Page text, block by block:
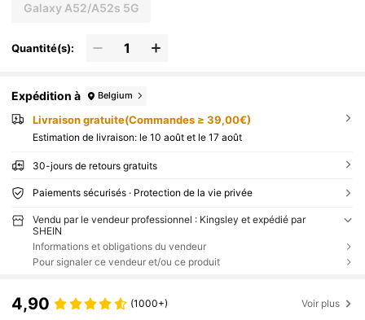
Galaxy A52/A52s 5G
Quantité(s):
Expédition à Belgium
Livraison gratuite(Commandes ≥ 39,00€)
Estimation de livraison: le 10 août et le 17 août
30-jours de retours gratuits
Paiements sécurisés · Protection de la vie privée
Vendu par le vendeur professionnel : Kingsley et expédié par
SHEIN
Informations et obligations du vendeur
Pour signaler ce vendeur et/ou ce produit
4,90 (1000+) Voir plus